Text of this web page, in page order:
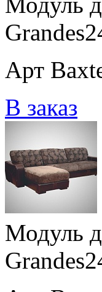
Арт
В заказ
Модуль